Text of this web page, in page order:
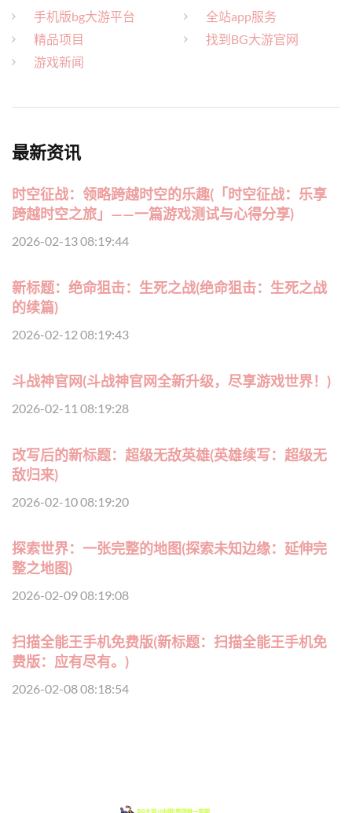
手机版bg大游平台
精品项目
游戏新闻
全站app服务
找到BG大游官网
最新资讯
时空征战：领略跨越时空的乐趣(「时空征战：乐享
跨越时空之旅」——一篇游戏测试与心得分享)
2026-02-13 08:19:44
新标题：绝命狙击：生死之战(绝命狙击：生死之战
的续篇)
2026-02-12 08:19:43
斗战神官网(斗战神官网全新升级，尽享游戏世界！)
2026-02-11 08:19:28
改写后的新标题：超级无敌英雄(英雄续写：超级无
敌归来)
2026-02-10 08:19:20
探索世界：一张完整的地图(探索未知边缘：延伸完
整之地图)
2026-02-09 08:19:08
扫描全能王手机免费版(新标题：扫描全能王手机免
费版：应有尽有。)
2026-02-08 08:18:54